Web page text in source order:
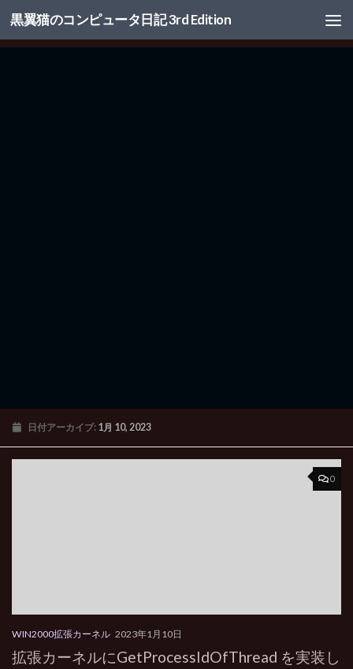
コンテンツへスキップ
黒翼猫のコンピュータ日記 3rd Edition
日付アーカイブ: 1月 10, 2023
0
WIN2000拡張カーネル 2023年1月10日
拡張カーネルにGetProcessIdOfThread を実装し